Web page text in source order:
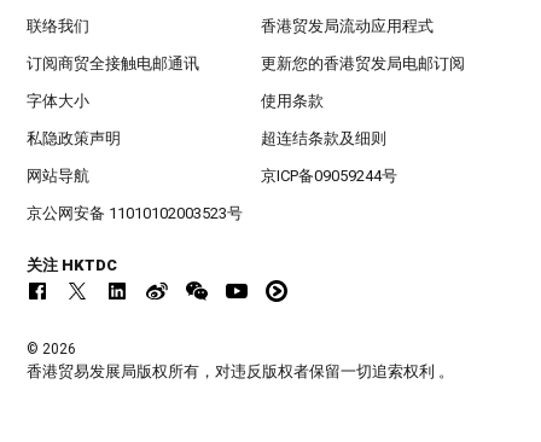
联络我们 香港贸发局流动应用程式
订阅商贸全接触电邮通讯 更新您的香港贸发局电邮订阅
字体大小 使用条款
私隐政策声明 超连结条款及细则
网站导航 京ICP备09059244号
京公网安备 11010102003523号
关注 HKTDC
© 2026
香港贸易发展局版权所有，对违反版权者保留一切追索权利 。